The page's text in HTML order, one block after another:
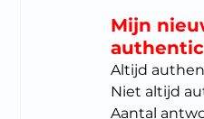
Mijn
Altijd
Niet altijd
Aantal